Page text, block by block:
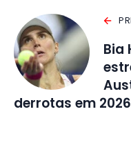
Bia
derrotas em 2026